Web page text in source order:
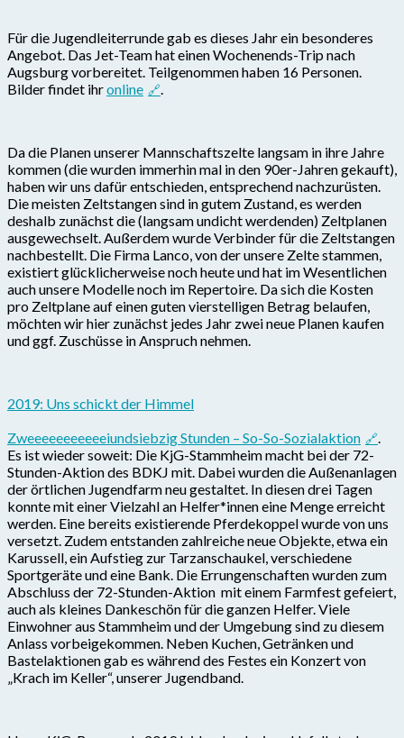
Für die Jugendleiterrunde gab es dieses Jahr ein besonderes
Angebot. Das Jet-Team hat einen Wochenends-Trip nach
Augsburg vorbereitet. Teilgenommen haben 16 Personen.
Bilder findet ihronline .
Da die Planen unserer Mannschaftszelte langsam in ihre Jahre
kommen (die wurden immerhin mal in den 90er-Jahren gekauft),
haben wir uns dafür entschieden, entsprechend nachzurüsten.
Die meisten Zeltstangen sind in gutem Zustand, es werden
deshalb zunächst die (langsam undicht werdenden) Zeltplanen
ausgewechselt. Außerdem wurde Verbinder für die Zeltstangen
nachbestellt. Die Firma Lanco, von der unsere Zelte stammen,
existiert glücklicherweise noch heute und hat im Wesentlichen
auch unsere Modelle noch im Repertoire. Da sich die Kosten
pro Zeltplane auf einen guten vierstelligen Betrag belaufen,
möchten wir hier zunächst jedes Jahr zwei neue Planen kaufen
und ggf. Zuschüsse in Anspruch nehmen.
2019: Uns schickt der Himmel
Zweeeeeeeeeeeiundsiebzig Stunden – So-So-Sozialaktion
.
Es ist wieder soweit: Die KjG-Stammheim macht bei der 72-
Stunden-Aktion des BDKJ mit. Dabei wurden die Außenanlagen
der örtlichen Jugendfarm neu gestaltet. In diesen drei Tagen
konnte mit einer Vielzahl an Helfer*innen eine Menge erreicht
werden. Eine bereits existierende Pferdekoppel wurde von uns
versetzt. Zudem entstanden zahlreiche neue Objekte, etwa ein
Karussell, ein Aufstieg zur Tarzanschaukel, verschiedene
Sportgeräte und eine Bank. Die Errungenschaften wurden zum
Abschluss der 72-Stunden-Aktion mit einem Farmfest gefeiert,
auch als kleines Dankeschön für die ganzen Helfer. Viele
Einwohner aus Stammheim und der Umgebung sind zu diesem
Anlass vorbeigekommen. Neben Kuchen, Getränken und
Bastelaktionen gab es während des Festes ein Konzert von
„Krach im Keller“, unserer Jugendband.